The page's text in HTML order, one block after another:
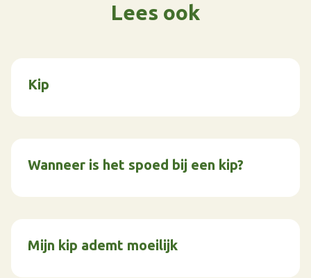
Lees ook
Kip
Wanneer is het spoed bij een kip?
Mijn kip ademt moeilijk